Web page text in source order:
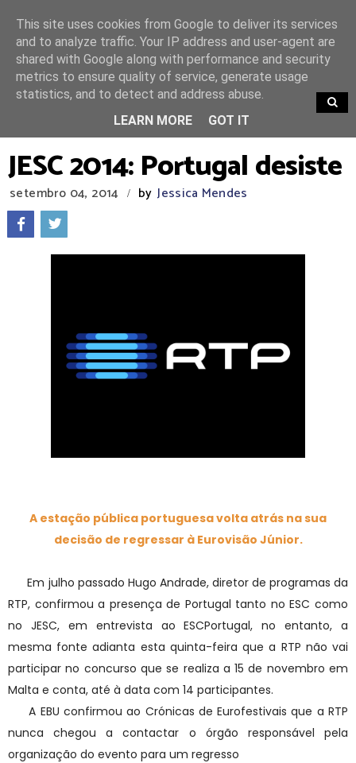
TRENDING
JESC 2014: Portugal desiste
setembro 04, 2014 / by Jessica Mendes
A estação pública portuguesa volta atrás na sua
decisão de regressar à Eurovisão Júnior.
Em julho passado Hugo Andrade, diretor de programas da
RTP, confirmou a presença de Portugal tanto no ESC como
no JESC, em entrevista ao ESCPortugal, no entanto, a
mesma fonte adianta esta quinta-feira que a RTP não vai
participar no concurso que se realiza a 15 de novembro em
Malta e conta, até à data com 14 participantes.
A EBU confirmou ao Crónicas de Eurofestivais que a RTP
nunca chegou a contactar o órgão responsável pela
organização do evento para um regresso
This site uses cookies from Google to deliver its services
and to analyze traffic. Your IP address and user-agent are
shared with Google along with performance and security
metrics to ensure quality of service, generate usage
statistics, and to detect and address abuse.
LEARN MORE
GOT IT